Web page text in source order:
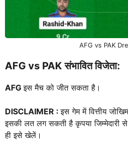
AFG vs PAK
AFG vs PAK संभावित विजेता:
AFG इस मैच को जीत सकता है।
DISCLAIMER :इस गेम में वित्तीय
इसकी लत लग सकती है कृपया
ही इसे खेलें।